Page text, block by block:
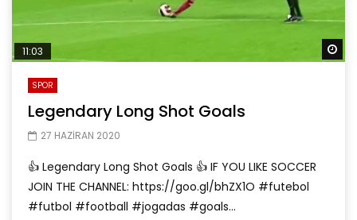
11:03
SPOR
Legendary Long Shot Goals
27 HAZIRAN 2020
👍 Legendary Long Shot Goals 👍 IF YOU LIKE SOCCER
JOIN THE CHANNEL: https://goo.gl/bhZX1O #futebol
#futbol #football #jogadas #goals...